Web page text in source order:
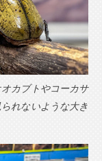
カブトやコーカサ
れないような大き